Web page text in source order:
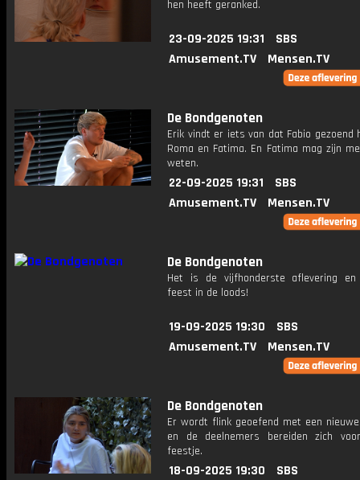
hen heeft geranked.
23-09-2025 19:31
SBS
Amusement.TV
Mensen.TV
De Bondgenoten
Erik vindt er iets van dat Fabio gezoend
Roma en Fatima. En Fatima mag zijn
weten.
22-09-2025 19:31
SBS
Amusement.TV
Mensen.TV
De Bondgenoten
Het is de vijfhonderste aflevering en
feest in de loods!
19-09-2025 19:30
SBS
Amusement.TV
Mensen.TV
De Bondgenoten
Er wordt flink geoefend met een
en de deelnemers bereiden zich
feestje.
18-09-2025 19:30 SBS